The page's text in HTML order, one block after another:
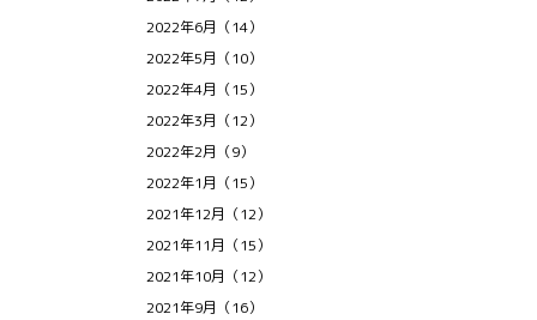
2022年6月（14）
2022年5月（10）
2022年4月（15）
2022年3月（12）
2022年2月（9）
2022年1月（15）
2021年12月（12）
2021年11月（15）
2021年10月（12）
2021年9月（16）